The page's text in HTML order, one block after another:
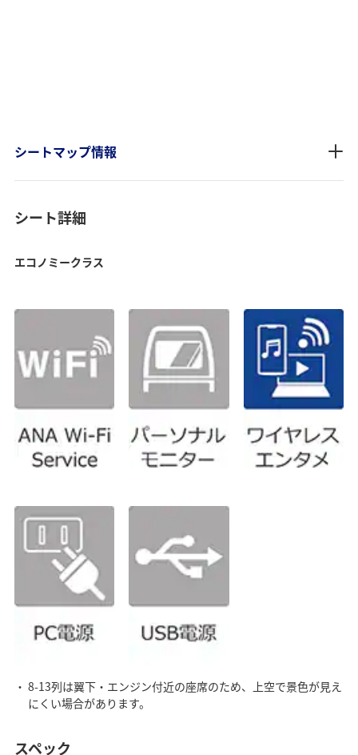
シートマップ情報
シート詳細
エコノミークラス
8-13列は翼下・エンジン付近の座席のため、上空で景色が見え
にくい場合があります。
スペック